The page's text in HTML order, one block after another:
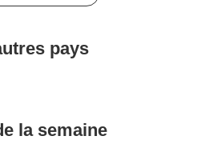
pays
la semaine